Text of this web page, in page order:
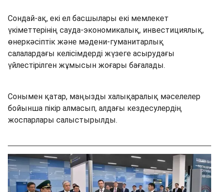
Сондай-ақ, екі ел басшылары екі мемлекет
үкіметтерінің сауда-экономикалық, инвестициялық,
өнеркәсіптік және мәдени-гуманитарлық
салалардағы келісімдерді жүзеге асырудағы
үйлестірілген жұмысын жоғары бағалады.
Сонымен қатар, маңызды халықаралық мәселелер
бойынша пікір алмасып, алдағы кездесулердің
жоспарлары салыстырылды.